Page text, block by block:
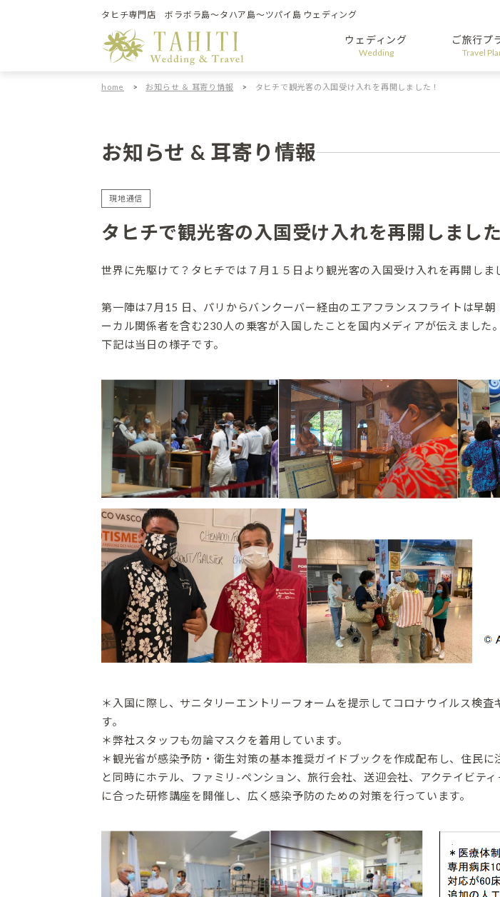
タヒチ専門店 ボラボラ島～タハア島～ツパイ島 ウェディング
ウェディング
Wedding
ご旅行プ
Travel
home > お知らせ ＆ 耳寄り情報 > タヒチで観光客の入国受け入れを再開しました！
お知らせ & 耳寄り情報
現地通信
タヒチで観光客の入国受け入れを再開しました
世界に先駆けて？タヒチでは７月１５日より観光客の入国受け入れを再開しま
第一陣は7月15 日、パリからバンクーバー経由のエアフランスフライトは早
ーカル関係者を含む230人の乗客が入国したことを国内メディアが伝えました。
下記は当日の様子です。
＊入国に際し、サニタリーエントリーフォームを提示してコロナウイルス検査
す。
＊弊社スタッフも勿論マスクを着用しています。
＊観光省が感染予防・衛生対策の基本推奨ガイドブックを作成配布し、住民に
と同時にホテル、ファミリ-ペンション、旅行会社、送迎会社、アクテイビテ
に合った研修講座を開催し、広く感染予防のための対策を行っています。